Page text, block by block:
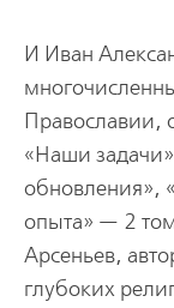
И Иван
Православии,
«Наши
обновления»,
опыта» — 2
Арсеньев,
глубоких